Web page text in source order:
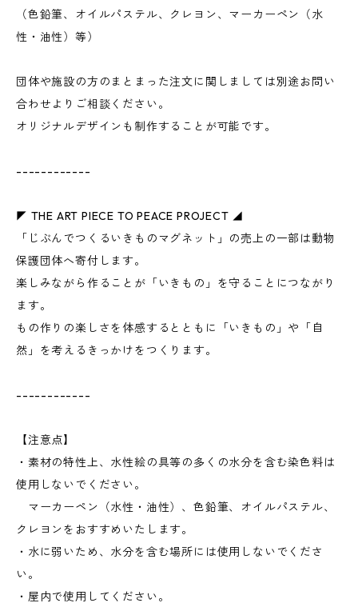
（色鉛筆、オイルパステル、クレヨン、マーカーペン（水
性・油性）等）
団体や施設の方のまとまった注文に関しましては別途お問い
合わせよりご相談ください。
オリジナルデザインも制作することが可能です。
------------
◤ THE ART PIECE TO PEACE PROJECT ◢
「じぶんでつくるいきものマグネット」の売上の一部は動物
保護団体へ寄付します。
楽しみながら作ることが「いきもの」を守ることにつながり
ます。
もの作りの楽しさを体感するとともに「いきもの」や「自
然」を考えるきっかけをつくります。
------------
【注意点】
・素材の特性上、水性絵の具等の多くの水分を含む染色料は
使用しないでください。
マーカーペン（水性・油性）、色鉛筆、オイルパステル、
クレヨンをおすすめいたします。
・水に弱いため、水分を含む場所には使用しないでくださ
い。
・屋内で使用してください。